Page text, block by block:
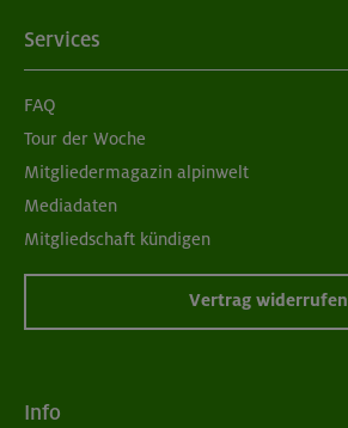
Services
FAQ
Tour der Woche
Mitgliedermagazin alpinwelt
Mediadaten
Mitgliedschaft kündigen
Vertrag widerrufen
Info